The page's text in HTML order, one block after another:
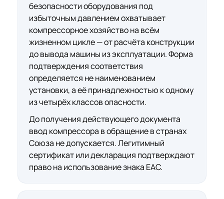
безопасности оборудования под
избыточным давлением охватывает
компрессорное хозяйство на всём
жизненном цикле — от расчёта конструкции
до вывода машины из эксплуатации. Форма
подтверждения соответствия
определяется не наименованием
установки, а её принадлежностью к одному
из четырёх классов опасности.
До получения действующего документа
ввод компрессора в обращение в странах
Союза не допускается. Легитимный
сертификат или декларация подтверждают
право на использование знака ЕАС.